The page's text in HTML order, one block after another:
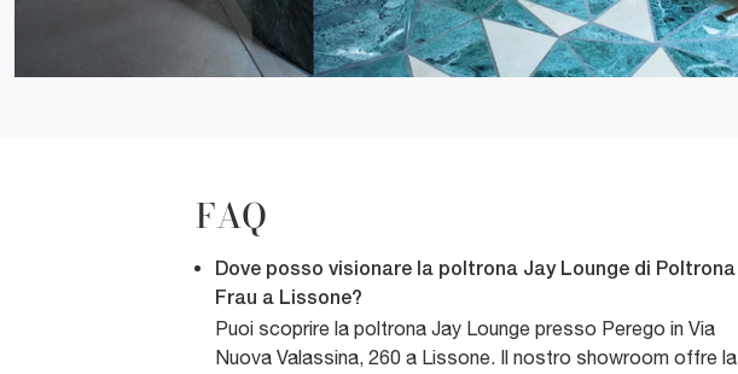
FAQ
Dove posso visionare la poltrona Jay Lounge di Poltrona
Frau a Lissone?
Puoi scoprire la poltrona Jay Lounge presso Perego in Via
Nuova Valassina, 260 a Lissone. Il nostro showroom offre la